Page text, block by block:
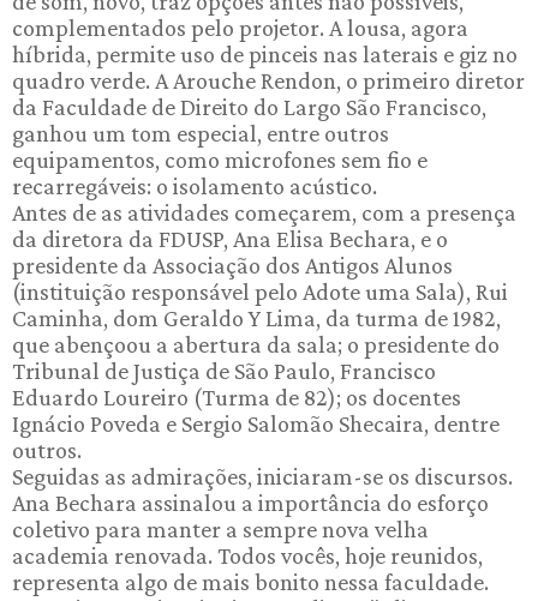
complementados pelo projetor. A lousa, agora
híbrida, permite uso de pinceis nas laterais e giz no
quadro verde. A Arouche Rendon, o primeiro diretor
da Faculdade de Direito do Largo São Francisco,
ganhou um tom especial, entre outros
equipamentos, como microfones sem fio e
recarregáveis: o isolamento acústico.
Antes de as atividades começarem, com a presença
da diretora da FDUSP, Ana Elisa Bechara, e o
presidente da Associação dos Antigos Alunos
(instituição responsável pelo Adote uma Sala), Rui
Caminha, dom Geraldo Y Lima, da turma de 1982,
que abençoou a abertura da sala; o presidente do
Tribunal de Justiça de São Paulo, Francisco
Eduardo Loureiro (Turma de 82); os docentes
Ignácio Poveda e Sergio Salomão Shecaira, dentre
outros.
Seguidas as admirações, iniciaram-se os discursos.
Ana Bechara assinalou a importância do esforço
coletivo para manter a sempre nova velha
academia renovada. Todos vocês, hoje reunidos,
representa algo de mais bonito nessa faculdade.